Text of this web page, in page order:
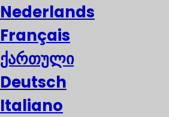
Nederlands
Français
ქართული
Deutsch
Italiano